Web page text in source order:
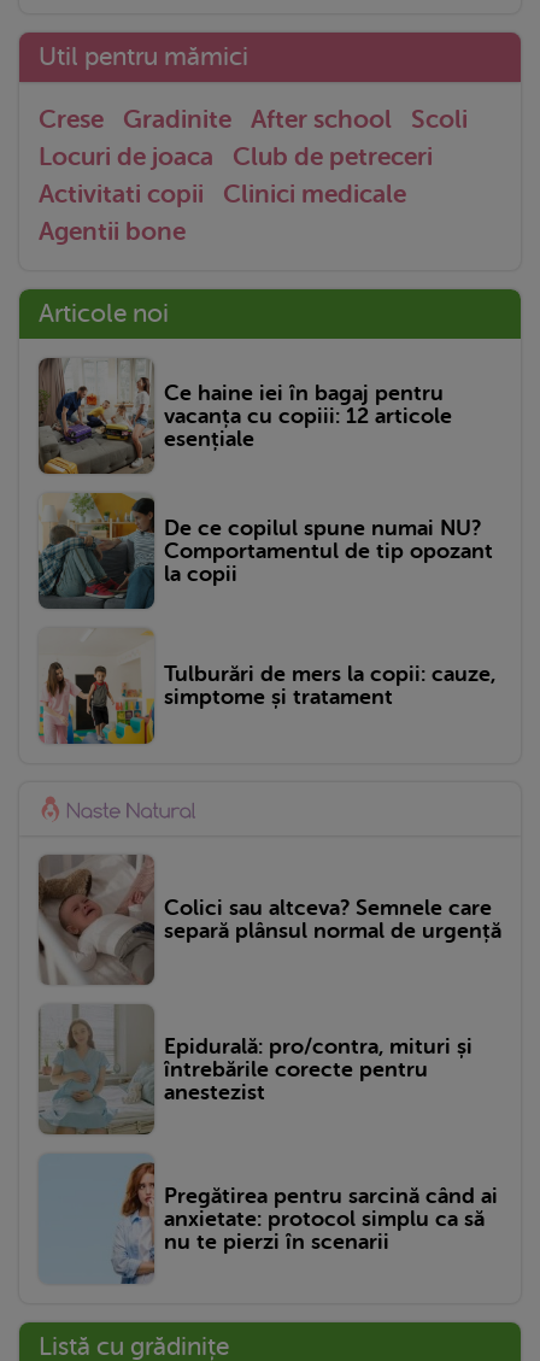
Util pentru mămici
Crese Gradinite After school
Scoli
Locuri de joaca
Club de petreceri
Activitati copii
Clinici medicale
Agentii bone
Articole noi
Ce haine iei în bagaj pentru
vacanța cu copiii: 12 articole
esențiale
De ce copilul spune numai NU?
Comportamentul de tip opozant
la copii
Tulburări de mers la copii: cauze,
simptome și tratament
Colici sau altceva? Semnele care
separă plânsul normal de urgență
Epidurală: pro/contra, mituri și
întrebările corecte pentru
anestezist
Pregătirea pentru sarcină când ai
anxietate: protocol simplu ca să
nu te pierzi în scenarii
Listă cu grădinițe